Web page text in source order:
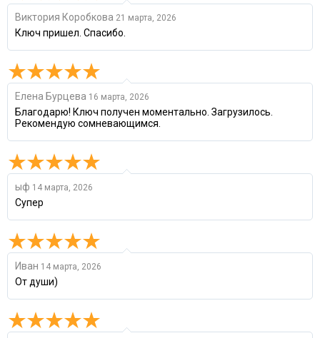
Виктория Коробкова 21 марта, 2026
Ключ пришел. Спасибо.
Елена Бурцева 16 марта, 2026
Благодарю! Ключ получен моментально. Загрузилось.
Рекомендую сомневающимся.
ыф 14 марта, 2026
Супер
Иван 14 марта, 2026
От души)